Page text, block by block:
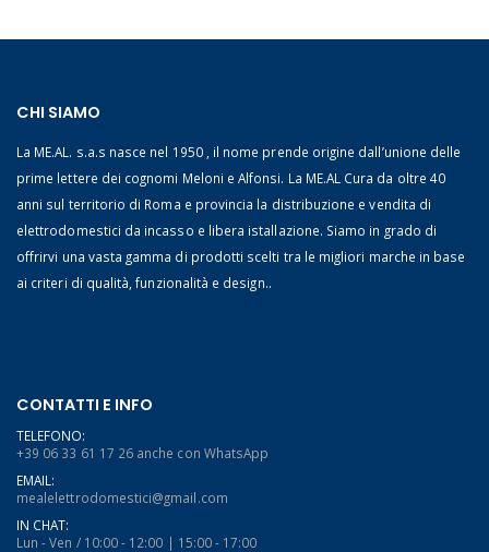
CHI SIAMO
La ME.AL. s.a.s nasce nel 1950 , il nome prende origine dall’unione delle
prime lettere dei cognomi Meloni e Alfonsi. La ME.AL Cura da oltre 40
anni sul territorio di Roma e provincia la distribuzione e vendita di
elettrodomestici da incasso e libera istallazione. Siamo in grado di
offrirvi una vasta gamma di prodotti scelti tra le migliori marche in base
ai criteri di qualità, funzionalità e design..
CONTATTI E INFO
TELEFONO:
+39 06 33 61 17 26 anche con WhatsApp
EMAIL:
mealelettrodomestici@gmail.com
IN CHAT:
Lun - Ven / 10:00 - 12:00 | 15:00 - 17:00